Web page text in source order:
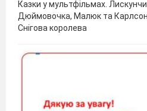
Казки у мультфільмах.
Дюймовочка, Малюк та Карлсон.
Снігова королева